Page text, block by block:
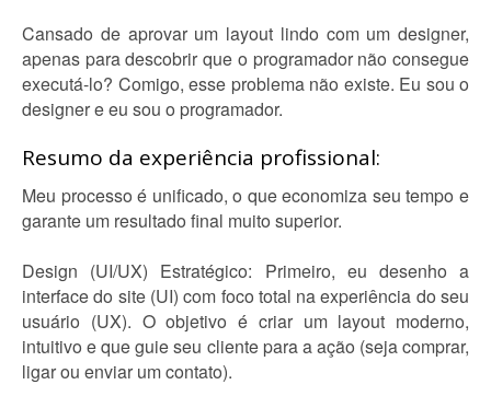
Cansado de aprovar um layout lindo com um designer,
apenas para descobrir que o programador não consegue
executá-lo? Comigo, esse problema não existe. Eu sou o
designer e eu sou o programador.
Resumo da experiência profissional:
Meu processo é unificado, o que economiza seu tempo e
garante um resultado final muito superior.
Design (UI/UX) Estratégico: Primeiro, eu desenho a
interface do site (UI) com foco total na experiência do seu
usuário (UX). O objetivo é criar um layout moderno,
intuitivo e que guie seu cliente para a ação (seja comprar,
ligar ou enviar um contato).